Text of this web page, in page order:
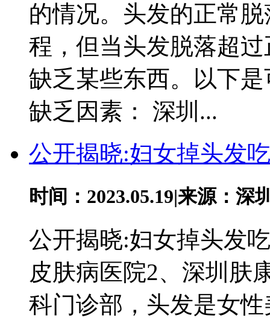
的情况。头发的正常
程，但当头发脱落超
缺乏某些东西。以下
缺乏因素： 深圳...
公开揭晓:妇女掉头发
时间：2023.05.19|来源：深
公开揭晓:妇女掉头发
皮肤病医院2、深圳肤
科门诊部，头发是女